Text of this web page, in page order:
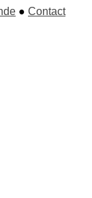
● Contact